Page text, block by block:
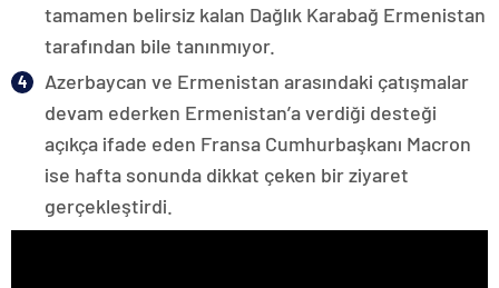
tamamen belirsiz kalan Dağlık Karabağ Ermenistan
tarafından bile tanınmıyor.
Azerbaycan ve Ermenistan arasındaki çatışmalar
devam ederken Ermenistan’a verdiği desteği
açıkça ifade eden Fransa Cumhurbaşkanı Macron
ise hafta sonunda dikkat çeken bir ziyaret
gerçekleştirdi.